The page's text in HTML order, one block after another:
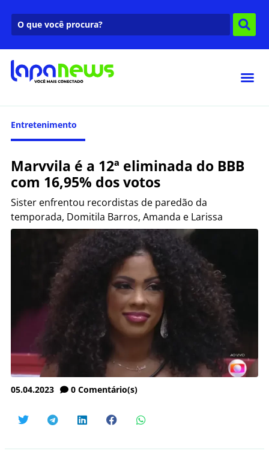
Entretenimento
Marvvila é a 12ª eliminada do BBB
com 16,95% dos votos
Sister enfrentou recordistas de paredão da
temporada, Domitila Barros, Amanda e Larissa
05.04.2023 0 Comentário(s)